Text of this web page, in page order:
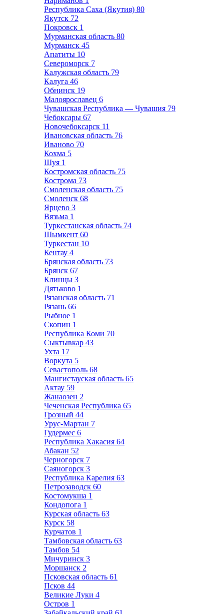
Республика Саха (Якутия) 80
Якутск 72
Покровск 1
Мурманская область 80
Мурманск 45
Апатиты 10
Североморск 7
Калужская область 79
Калуга 46
Обнинск 19
Малоярославец 6
Чувашская Республика — Чувашия 79
Чебоксары 67
Новочебоксарск 11
Ивановская область 76
Иваново 70
Кохма 5
Шуя 1
Костромская область 75
Кострома 73
Смоленская область 75
Смоленск 68
Ярцево 3
Вязьма 1
Туркестанская область 74
Шымкент 60
Туркестан 10
Кентау 4
Брянская область 73
Брянск 67
Клинцы 3
Дятьково 1
Рязанская область 71
Рязань 66
Рыбное 1
Скопин 1
Республика Коми 70
Сыктывкар 43
Ухта 17
Воркута 5
Севастополь 68
Мангистауская область 65
Актау 59
Жанаозен 2
Чеченская Республика 65
Грозный 44
Урус-Мартан 7
Гудермес 6
Республика Хакасия 64
Абакан 52
Черногорск 7
Саяногорск 3
Республика Карелия 63
Петрозаводск 60
Костомукша 1
Кондопога 1
Курская область 63
Курск 58
Курчатов 1
Тамбовская область 63
Тамбов 54
Мичуринск 3
Моршанск 2
Псковская область 61
Псков 44
Великие Луки 4
Остров 1